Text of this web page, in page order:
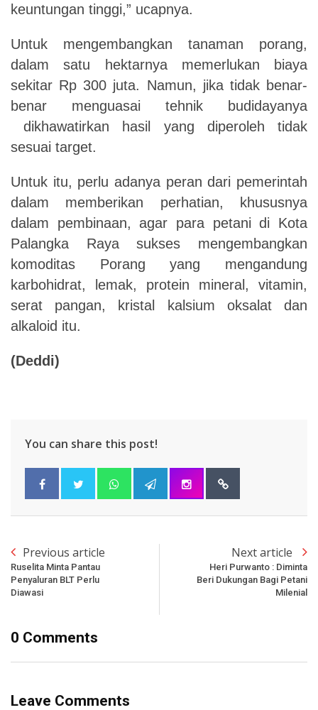
keuntungan tinggi,” ucapnya.
Untuk mengembangkan tanaman porang,
dalam satu hektarnya memerlukan biaya
sekitar Rp 300 juta. Namun, jika tidak benar-
benar menguasai tehnik budidayanya
dikhawatirkan hasil yang diperoleh tidak
sesuai target.
Untuk itu, perlu adanya peran dari pemerintah
dalam memberikan perhatian, khususnya
dalam pembinaan, agar para petani di Kota
Palangka Raya
sukses mengembangkan
komoditas Porangyang mengandung
karbohidrat, lemak, protein mineral, vitamin,
serat pangan, kristal kalsium oksalat dan
alkaloid itu.
(Deddi)
You can share this post!
Previous article
Ruselita Minta Pantau
Penyaluran BLT Perlu
Diawasi
Next article
Heri Purwanto : Diminta
Beri Dukungan Bagi Petani
Milenial
0 Comments
Leave Comments